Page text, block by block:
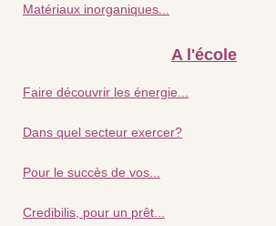
Matériaux inorganiques...
A l'école
Faire découvrir les énergie...
Dans quel secteur exercer?
Pour le succès de vos...
Credibilis, pour un prêt...